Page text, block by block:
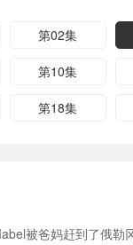
第02集
第10集
第18集
被爸妈赶到了俄勒